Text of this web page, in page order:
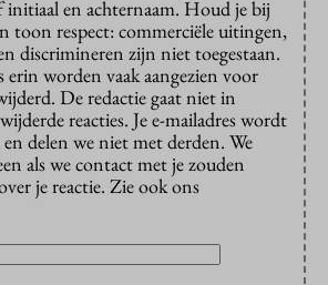
en achternaam. Houd je bij
toon respect: commerciële uitingen,
discrimineren zijn niet toegestaan.
erin worden vaak aangezien voor
De redactie gaat niet in
reacties. Je e-mailadres wordt
delen we niet met derden. We
als we contact met je zouden
je reactie. Zie ook ons